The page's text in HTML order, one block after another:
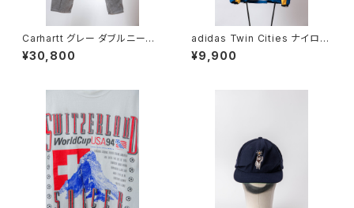
Carhartt グレー ダブルニーパ
ンツ
¥30,800
adidas Twin Cities ナイロン
ジャケット
¥9,900